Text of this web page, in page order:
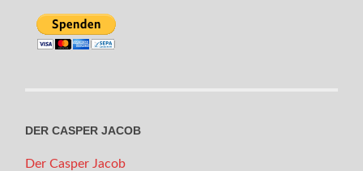
DER CASPER JACOB
Der Casper Jacob